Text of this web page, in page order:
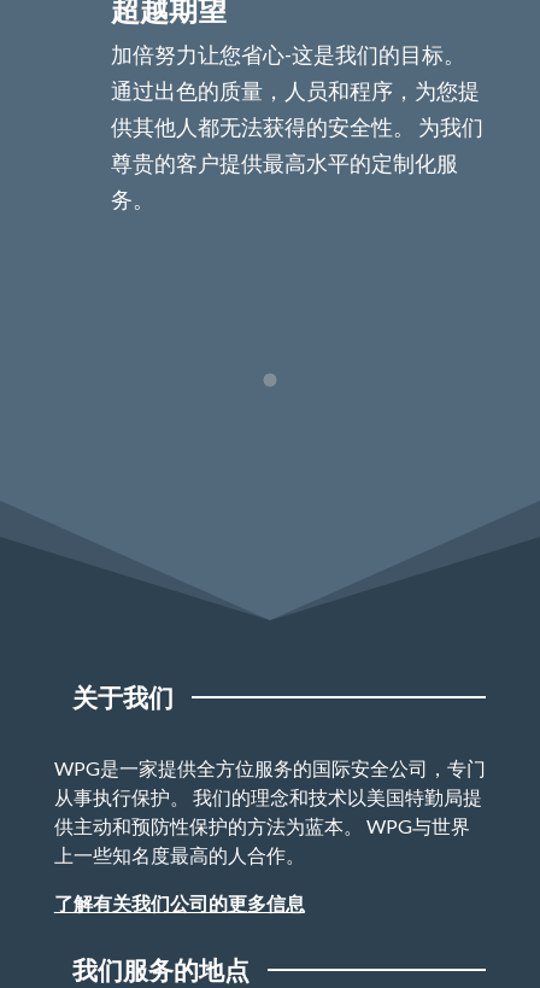
超越期望
加倍努力让您省心-这是我们的目标。
通过出色的质量，人员和程序，为您提
供其他人都无法获得的安全性。 为我们
尊贵的客户提供最高水平的定制化服
务。
关于我们
WPG是一家提供全方位服务的国际安全公司，专门
从事执行保护。 我们的理念和技术以美国特勤局提
供主动和预防性保护的方法为蓝本。 WPG与世界
上一些知名度最高的人合作。
了解有关我们公司的更多信息
我们服务的地点